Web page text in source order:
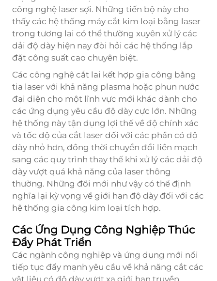
công nghệ laser sợi. Những tiến bộ này cho
thấy các hệ thống máy cắt kim loại bằng laser
trong tương lai có thể thường xuyên xử lý các
dải độ dày hiện nay đòi hỏi các hệ thống lắp
đặt công suất cao chuyên biệt.
Các công nghệ cắt lai kết hợp gia công bằng
tia laser với khả năng plasma hoặc phun nước
đại diện cho một lĩnh vực mới khác dành cho
các ứng dụng yêu cầu độ dày cực lớn. Những
hệ thống này tận dụng lợi thế về độ chính xác
và tốc độ của cắt laser đối với các phần có độ
dày nhỏ hơn, đồng thời chuyển đổi liền mạch
sang các quy trình thay thế khi xử lý các dải độ
dày vượt quá khả năng của laser thông
thường. Những đổi mới như vậy có thể định
nghĩa lại kỳ vọng về giới hạn độ dày đối với các
hệ thống gia công kim loại tích hợp.
Các Ứng Dụng Công Nghiệp Thúc
Đẩy Phát Triển
Các ngành công nghiệp và ứng dụng mới nổi
tiếp tục đẩy mạnh yêu cầu về khả năng cắt các
vật liệu có độ dày vượt xa giới hạn truyền